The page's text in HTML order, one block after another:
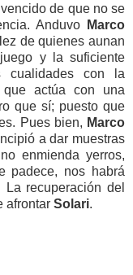
de que no se
AnduvoMarco
de quienes aunan
y la suficiente
cualidades con la
actúa con una
que sí; puesto que
Pues bien, Marco
a dar muestras
enmienda yerros,
padece, nos habrá
recuperación del
afrontar Solari.